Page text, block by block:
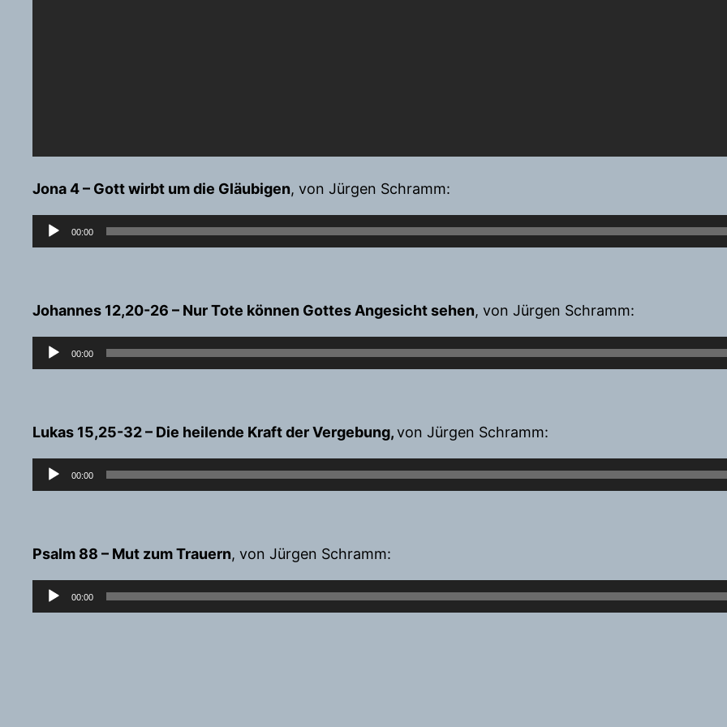
Jona 4 – Gott wirbt um die Gläubigen, von Jürgen Schramm:
Audio-
Player
00:00
Johannes 12,20-26 – Nur Tote können Gottes Angesicht sehen, von Jürgen Schramm:
Audio-
Player
00:00
Lukas 15,25-32 – Die heilende Kraft der Vergebung,von Jürgen Schramm:
Audio-
Player
00:00
Psalm 88 – Mut zum Trauern, von Jürgen Schramm:
Audio-
Player
00:00